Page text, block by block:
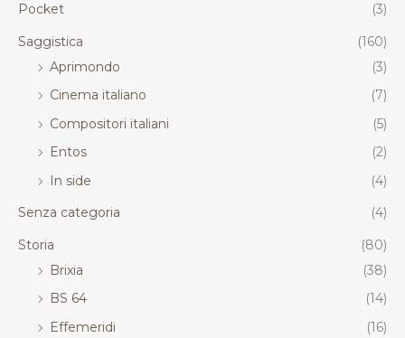
Pocket
(3)
Saggistica
(160)
Aprimondo
(3)
Cinema italiano
(7)
Compositori italiani
(5)
Entos
(2)
In side
(4)
Senza categoria
(4)
Storia
(80)
Brixia
(38)
BS 64
(14)
Effemeridi
(16)